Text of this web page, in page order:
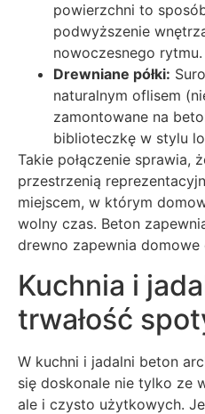
powierzchni to
podwyższenie
nowoczesnego rytmu.
Drewniane półki:
naturalnym oflisem
zamontowane na
biblioteczkę w stylu
Takie połączenie sprawia,
przestrzenią
miejscem, w którym
wolny czas. Beton
drewno zapewnia domowe
Kuchnia i
trwałość
W kuchni i jadalni beton
się doskonale nie tylko ze
ale i czysto użytkowych.